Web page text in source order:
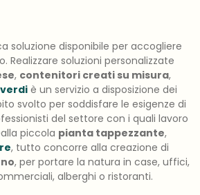
soluzione disponibile per accogliere
Realizzare soluzioni personalizzate
, contenitori creati su misura,
è un servizio a disposizione dei
svolto per soddisfare le esigenze di
del settore con i quali lavoro
piccola pianta tappezzante,
, tutto concorre alla creazione di
, per portare la natura in case, uffici,
alberghi o ristoranti.